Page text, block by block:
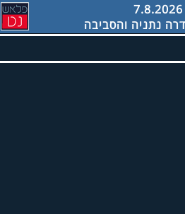
7.8.2026
נתניה והסביבה